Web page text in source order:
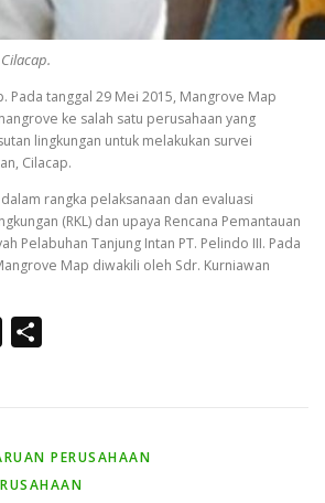
Pada tanggal 29 Mei 2015, Mangrove Map
ke salah satu perusahaan yang
lingkungan untuk melakukan survei
Cilacap.
rangka pelaksanaan dan evaluasi
(RKL) dan upaya Rencana Pemantauan
Pelabuhan Tanjung Intan PT. Pelindo III. Pada
Map diwakili oleh Sdr. Kurniawan
WhatsApp
PERUSAHAAN